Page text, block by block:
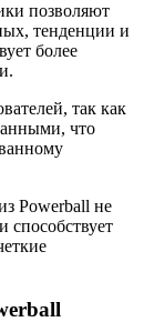
позволяют
тенденции и
более
так как
что
Powerball не
способствует